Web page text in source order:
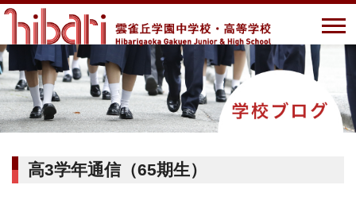
高3学年通信（65期生）